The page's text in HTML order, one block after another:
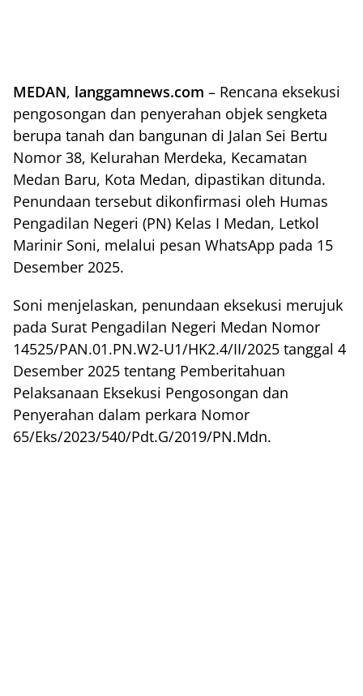
MEDAN, langgamnews.com – Rencana eksekusi
pengosongan dan penyerahan objek sengketa
berupa tanah dan bangunan di Jalan Sei Bertu
Nomor 38, Kelurahan Merdeka, Kecamatan
Medan Baru, Kota Medan, dipastikan ditunda.
Penundaan tersebut dikonfirmasi oleh Humas
Pengadilan Negeri (PN) Kelas I Medan, Letkol
Marinir Soni, melalui pesan WhatsApp pada 15
Desember 2025.
Soni menjelaskan, penundaan eksekusi merujuk
pada Surat Pengadilan Negeri Medan Nomor
14525/PAN.01.PN.W2-U1/HK2.4/II/2025 tanggal 4
Desember 2025 tentang Pemberitahuan
Pelaksanaan Eksekusi Pengosongan dan
Penyerahan dalam perkara Nomor
65/Eks/2023/540/Pdt.G/2019/PN.Mdn.